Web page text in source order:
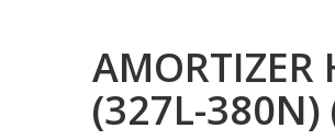
AMORTIZER
(327L-380N)